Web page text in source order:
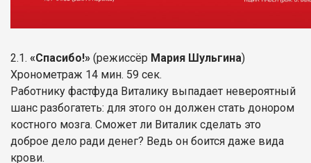
2.1. «Спасибо!» (режиссёр Мария Шульгина)
Хронометраж 14 мин. 59 сек.
Работнику фастфуда Виталику выпадает невероятный
шанс разбогатеть: для этого он должен стать донором
костного мозга. Сможет ли Виталик сделать это
доброе дело ради денег? Ведь он боится даже вида
крови.